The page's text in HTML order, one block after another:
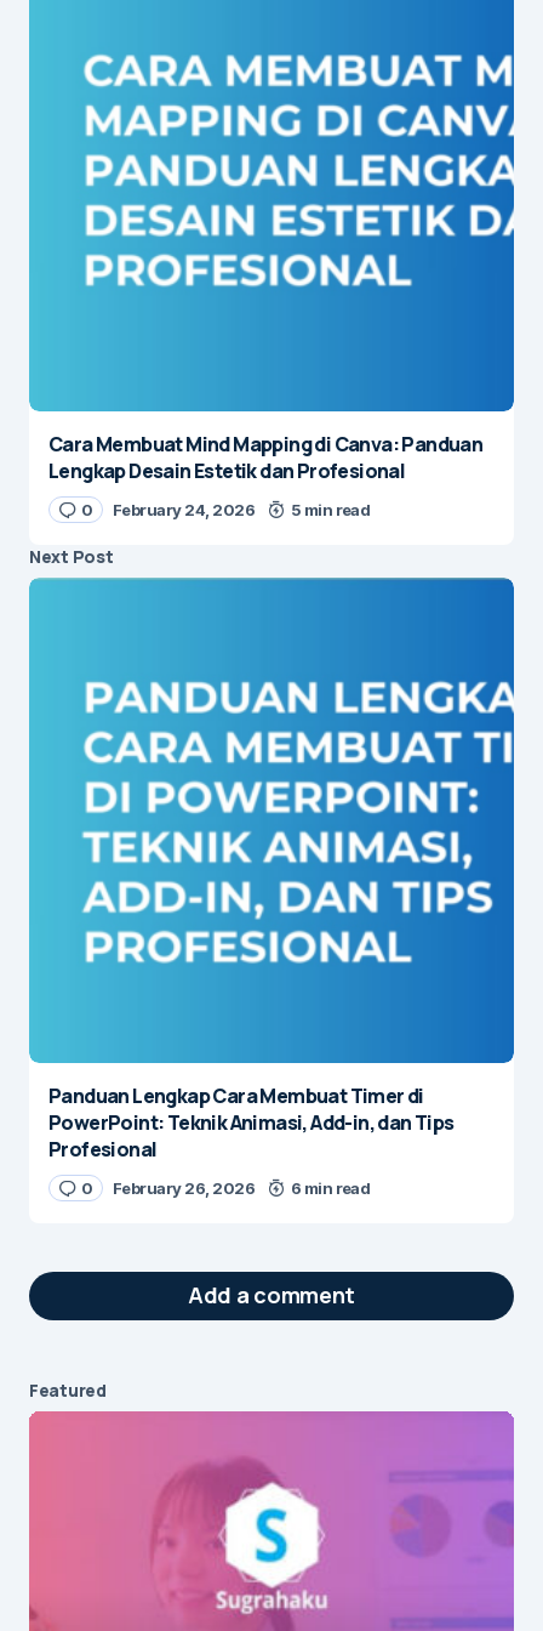
Cara Membuat Mind Mapping di Canva: Panduan
Lengkap Desain Estetik dan Profesional
0 February 24, 2026 5 min read
Next Post
Panduan Lengkap Cara Membuat Timer di
PowerPoint: Teknik Animasi, Add-in, dan Tips
Profesional
0 February 26, 2026 6 min read
Add a comment
Featured